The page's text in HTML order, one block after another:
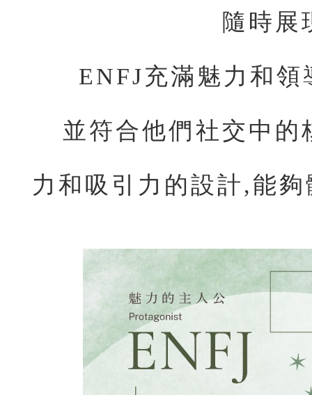
隨時展
ENFJ充滿魅力和
並符合他們社交中
力和吸引力的設計,能